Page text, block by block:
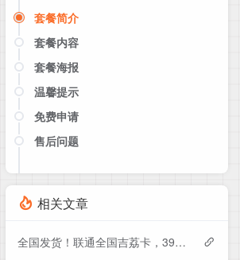
套餐简介
套餐内容
套餐海报
温馨提示
免费申请
点击这里或者手机扫描下方二维码
售后问题
相关文章
全国发货！联通全国吉荔卡，39元月租包240G+50分钟